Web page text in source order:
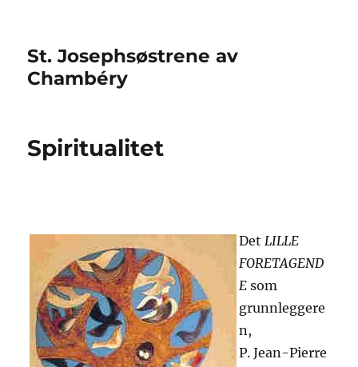
St. Josephsøstrene av
Chambéry
Spiritualitet
DetLILLE
FORETAGEND
E som
grunnleggere
n,
P. Jean-Pierre